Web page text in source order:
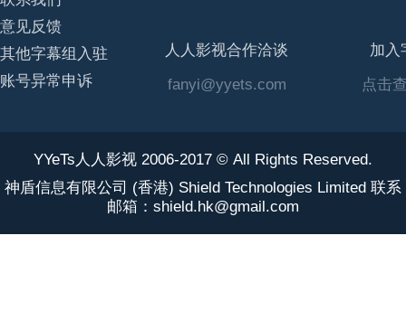
意见反馈
其他字幕组入驻
账号异常申诉
人人影视合作洽谈
fanyi@yyets.com
加入
点击
YYeTs人人影视 2006-2017 © All Rights Reserved.
神盾信息有限公司 (香港) Shield Technologies Limited 联系
邮箱：shield.hk@gmail.com